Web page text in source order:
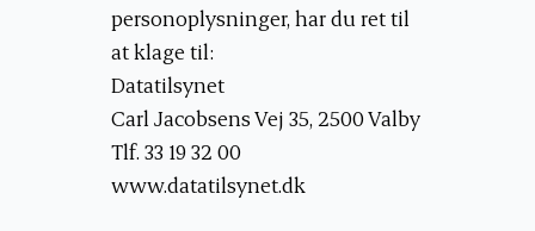
personoplysninger, har du ret til
at klage til:
Datatilsynet
Carl Jacobsens Vej 35, 2500 Valby
Tlf. 33 19 32 00
www.datatilsynet.dk